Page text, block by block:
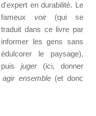
d'expert en durabilité. Le
fameux voir(qui se
traduit dans ce livre par
informer les gens sans
édulcorer le paysage),
puis juger(ici, donner
agir ensemble(et donc